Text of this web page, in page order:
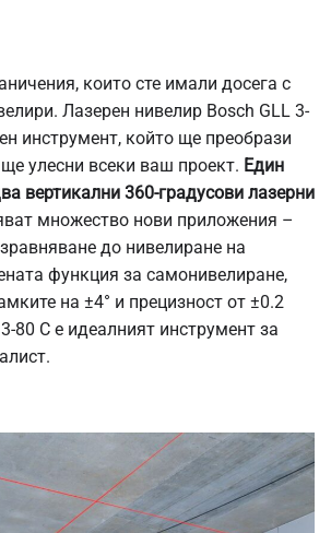
които сте имали досега с
Лазерен нивелир Bosch GLL 3-
инструмент, който ще преобрази
улесни всеки ваш проект. Един
вертикални 360-градусови лазерни
множество нови приложения –
до нивелиране на
функция за самонивелиране,
на ±4° и прецизност от ±0.2
80 C е идеалният инструмент за